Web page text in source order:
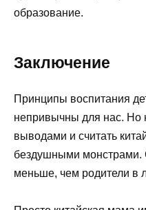
образование.
Заключение
Принципы воспитания
непривычны для нас. Но
выводами и считать
бездушными монстрами.
меньше, чем родители в